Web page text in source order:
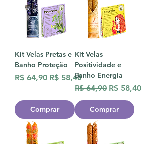
Kit Velas Pretas e
Banho Proteção
Preço normal
R$ 64,90 Preço promocional
R$ 58,40
Comprar
Kit Velas
Positividade e
Banho Energia
Preço normal
R$ 64,90 Preço
R$ 58,40
Comprar